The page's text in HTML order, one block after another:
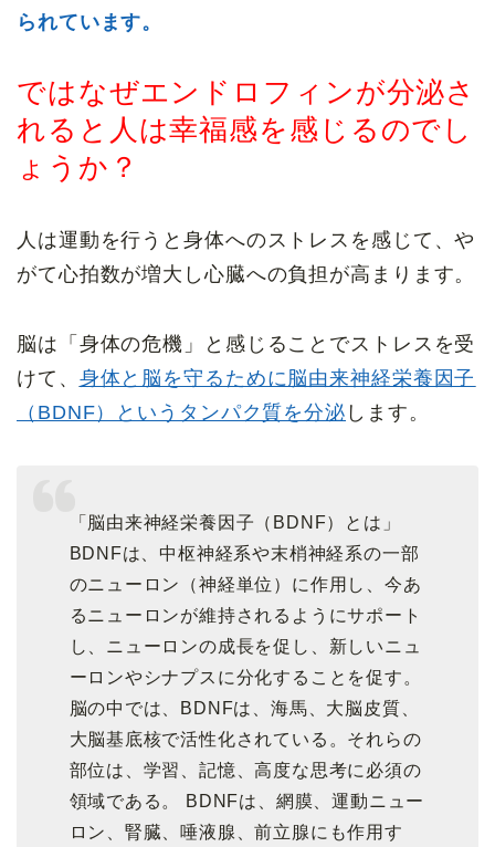
られています。
ではなぜエンドロフィンが分泌さ
れると人は幸福感を感じるのでし
ょうか？
人は運動を行うと身体へのストレスを感じて、や
がて心拍数が増大し心臓への負担が高まります。
脳は「身体の危機」と感じることでストレスを受
けて、 身体と脳を守るために脳由来神経栄養因子
（BDNF）というタンパク質を分泌 します。
「脳由来神経栄養因子（BDNF）とは」
BDNFは、中枢神経系や末梢神経系の一部
のニューロン（神経単位）に作用し、今あ
るニューロンが維持されるようにサポート
し、ニューロンの成長を促し、新しいニュ
ーロンやシナプスに分化することを促す。
脳の中では、BDNFは、海馬、大脳皮質、
大脳基底核で活性化されている。それらの
部位は、学習、記憶、高度な思考に必須の
領域である。 BDNFは、網膜、運動ニュー
ロン、腎臓、唾液腺、前立腺にも作用す